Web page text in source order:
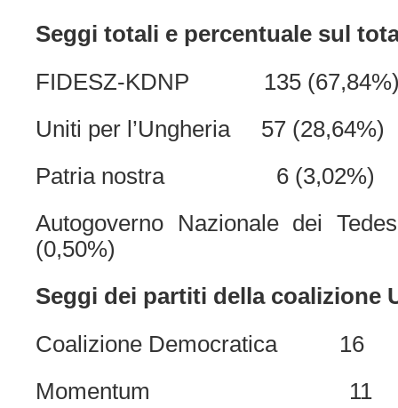
Seggi totali e percentuale sul
FIDESZ-KDNP 135
Uniti per l’Ungheria 57 (28,64%)
Patria nostra 6 (3,02%)
Autogoverno Nazionale dei
(0,50%)
Seggi dei partiti della coalizione
Coalizione Democratica 16
Momentum 11